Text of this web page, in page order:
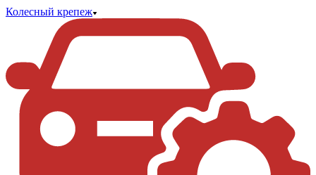
Колесный крепеж